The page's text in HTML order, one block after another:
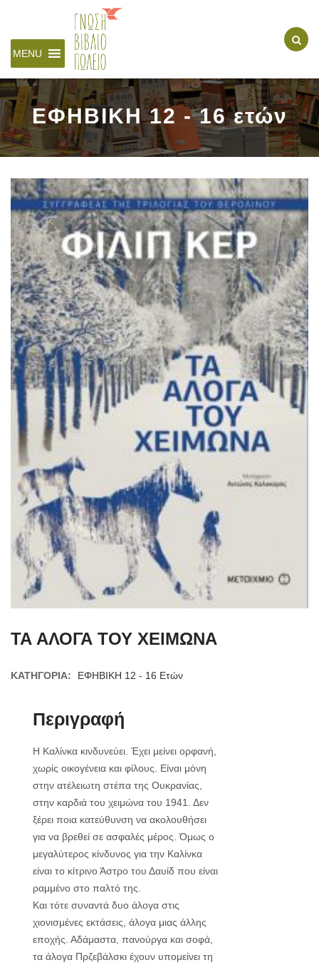
MENU
ΕΦΗΒΙΚΗ 12 - 16 ετών
ΤΑ ΑΛΟΓΑ ΤΟΥ ΧΕΙΜΩΝΑ
ΚΑΤΗΓΟΡΊΑ: ΕΦΗΒΙΚΗ 12 - 16 Ετών
Περιγραφή
Η Καλίνκα κινδυνεύει. Έχει μείνει ορφανή,
χωρίς οικογένεια και φίλους. Είναι μόνη
στην ατέλειωτη στέπα της Ουκρανίας,
στην καρδιά του χειμώνα του 1941. Δεν
ξέρει ποια κατεύθυνση να ακολουθήσει
για να βρεθεί σε ασφαλές μέρος. Όμως ο
μεγαλύτερος κίνδυνος για την Καλίνκα
είναι το κίτρινο Άστρο του Δαυίδ που είναι
ραμμένο στο παλτό της.
Και τότε συναντά δυο άλογα στις
χιονισμένες εκτάσεις, άλογα μιας άλλης
εποχής. Αδάμαστα, πανούργα και σοφά,
τα άλογα Πρζεβάλσκι έχουν υπομείνει τη